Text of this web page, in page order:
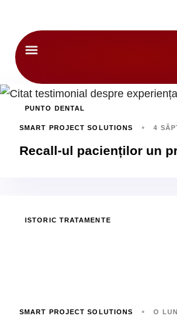
PUNTO DENTAL
SMART PROJECT SOLUTIONS 4
Recall-ul pacienților un
ISTORIC TRATAMENTE
SMART PROJECT SOLUTIONS O